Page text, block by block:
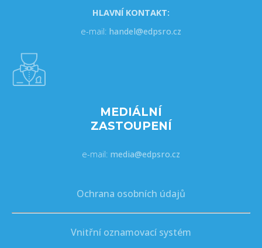
HLAVNÍ KONTAKT:
e-mail: handel@edpsro.cz
MEDIÁLNÍ
ZASTOUPENÍ
e-mail: media@edpsro.cz
Ochrana osobních údajů
Vnitřní oznamovací systém